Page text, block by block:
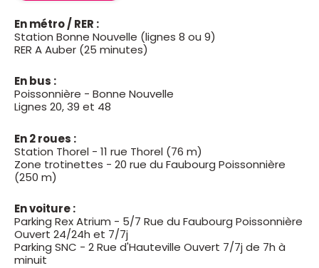
En métro / RER :
Station Bonne Nouvelle (lignes 8 ou 9)
RER A Auber (25 minutes)
En bus :
Poissonnière - Bonne Nouvelle
Lignes 20, 39 et 48
En 2 roues :
Station Thorel - 11 rue Thorel (76 m)
Zone trotinettes - 20 rue du Faubourg Poissonnière
(250 m)
En voiture :
Parking Rex Atrium - 5/7 Rue du Faubourg Poissonnière
Ouvert 24/24h et 7/7j
Parking SNC - 2 Rue d'Hauteville Ouvert 7/7j de 7h à
minuit